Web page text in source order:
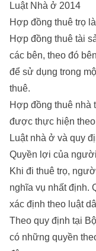
Luật Nhà ở 2014
Hợp đồng thuê trọ
Hợp đồng thuê tài
các bên, theo đó
để sử dụng trong
thuê.
Hợp đồng thuê nhà
được thực hiện
Luật nhà ở và quy
Quyền lợi của
Khi đi thuê trọ,
nghĩa vụ nhất định.
xác định theo luật
Theo quy định tại
có những quyền